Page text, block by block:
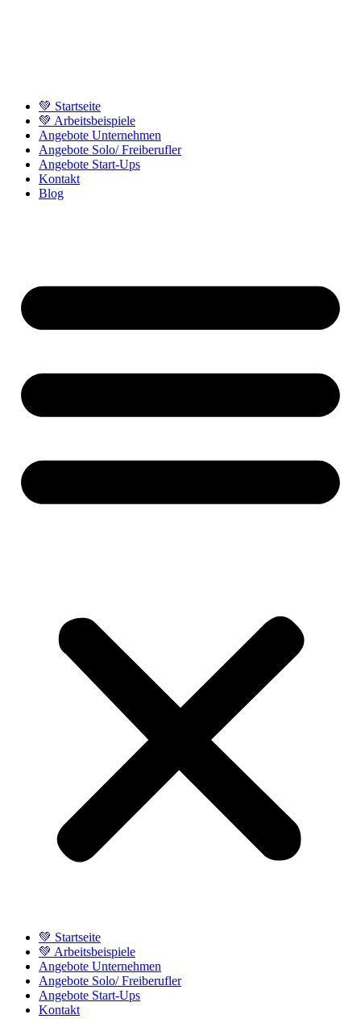
💚 Startseite
💚 Arbeitsbeispiele
Angebote Unternehmen
Angebote Solo/ Freiberufler
Angebote Start-Ups
Kontakt
Blog
💚 Startseite
💚 Arbeitsbeispiele
Angebote Unternehmen
Angebote Solo/ Freiberufler
Angebote Start-Ups
Kontakt